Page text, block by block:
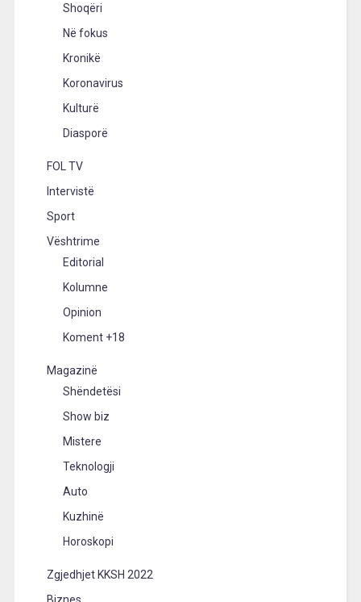
Shoqëri
Në fokus
Kronikë
Koronavirus
Kulturë
Diasporë
FOL TV
Intervistë
Sport
Vështrime
Editorial
Kolumne
Opinion
Koment +18
Magazinë
Shëndetësi
Show biz
Mistere
Teknologji
Auto
Kuzhinë
Horoskopi
Zgjedhjet KKSH 2022
Biznes